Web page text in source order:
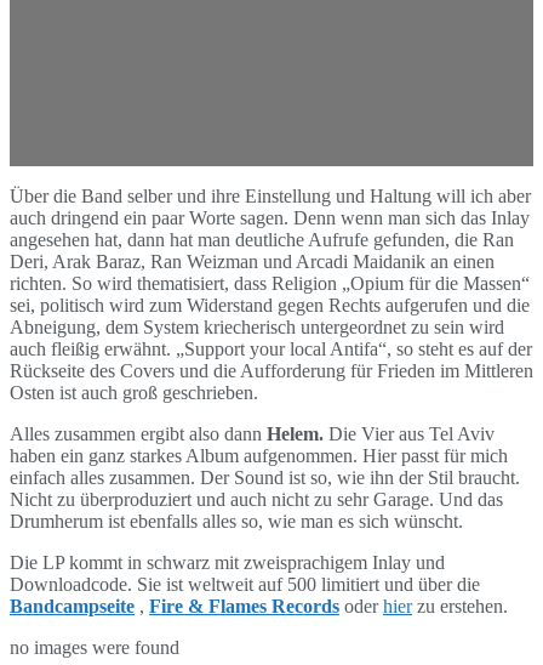
Über die Band selber und ihre Einstellung und Haltung will ich aber
auch dringend ein paar Worte sagen. Denn wenn man sich das Inlay
angesehen hat, dann hat man deutliche Aufrufe gefunden, die Ran
Deri, Arak Baraz, Ran Weizman und Arcadi Maidanik an einen
richten. So wird thematisiert, dass Religion „Opium für die Massen“
sei, politisch wird zum Widerstand gegen Rechts aufgerufen und die
Abneigung, dem System kriecherisch untergeordnet zu sein wird
auch fleißig erwähnt. „Support your local Antifa“, so steht es auf der
Rückseite des Covers und die Aufforderung für Frieden im Mittleren
Osten ist auch groß geschrieben.
Alles zusammen ergibt also dann Helem. Die Vier aus Tel Aviv
haben ein ganz starkes Album aufgenommen. Hier passt für mich
einfach alles zusammen. Der Sound ist so, wie ihn der Stil braucht.
Nicht zu überproduziert und auch nicht zu sehr Garage. Und das
Drumherum ist ebenfalls alles so, wie man es sich wünscht.
Die LP kommt in schwarz mit zweisprachigem Inlay und
Downloadcode. Sie ist weltweit auf 500 limitiert und über die
Bandcampseite , Fire & Flames Records oderhierzu erstehen.
no images were found